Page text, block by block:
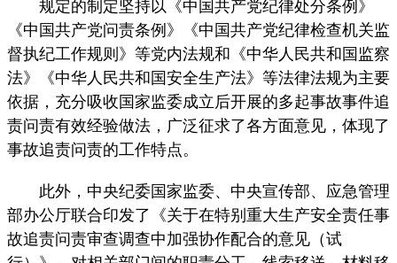
《中国共产党问责条例》《中国共产党纪律检查机关监
督执纪工作规则》等党内法规和《中华人民共和国监察
法》《中华人民共和国安全生产法》等法律法规为主要
依据，充分吸收国家监委成立后开展的多起事故事件追
责问责有效经验做法，广泛征求了各方面意见，体现了
事故追责问责的工作特点。
此外，中央纪委国家监委、中央宣传部、应急管理
部办公厅联合印发了《关于在特别重大生产安全责任事
故追责问责审查调查中加强协作配合的意见（试